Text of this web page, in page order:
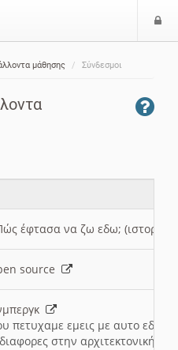
μάθησης Σύνδεσμοι
έφτασα να ζω εδω; (ιστορια)
source
πετυχαμε εμεις με αυτο εδω
στην αρχιτεκτονική